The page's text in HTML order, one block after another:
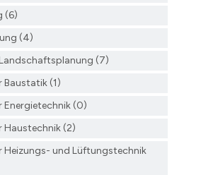
(6)
(4)
(7)
Baustatik (1)
Energietechnik (0)
Haustechnik (2)
Heizungs- und Lüftungstechnik